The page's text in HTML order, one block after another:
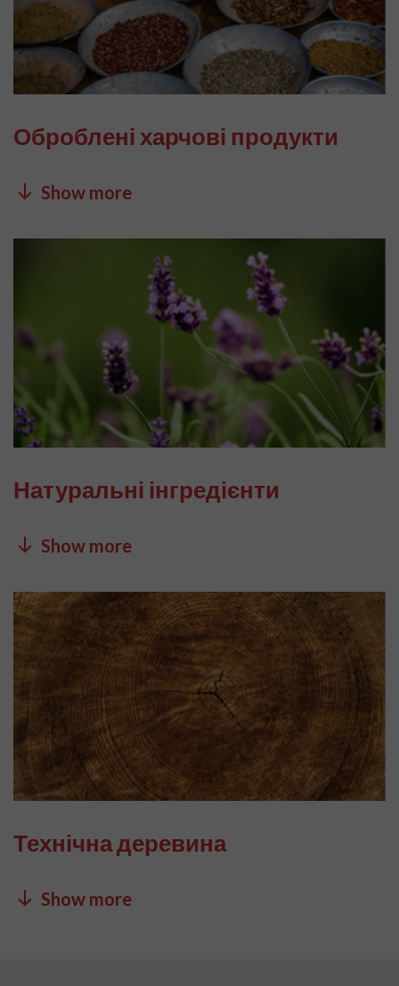
Оброблені харчові продукти
Show more
Натуральні інгредієнти
Show more
Технічна деревина
Show more